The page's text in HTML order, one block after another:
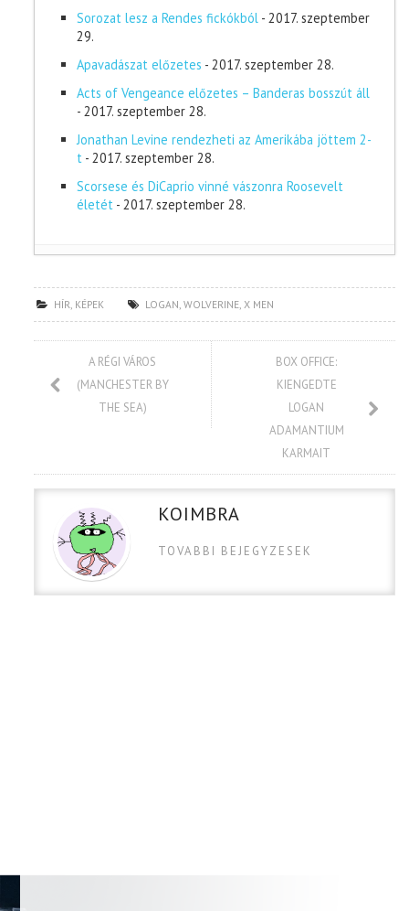
Sorozat lesz a Rendes fickókból - 2017. szeptember
29.
Apavadászat előzetes - 2017. szeptember 28.
Acts of Vengeance előzetes – Banderas bosszút áll
- 2017. szeptember 28.
Jonathan Levine rendezheti az Amerikába jöttem 2-
t - 2017. szeptember 28.
Scorsese és DiCaprio vinné vászonra Roosevelt
életét - 2017. szeptember 28.
HÍR KÉPEK LOGAN ,WOLVERINE X MEN
A RÉGI VÁROS
(MANCHESTER BY
THE SEA)
BOX OFFICE:
KIENGEDTE
LOGAN
ADAMANTIUM
KARMAIT
KOIMBRA
TOVABBI BEJEGYZESEK